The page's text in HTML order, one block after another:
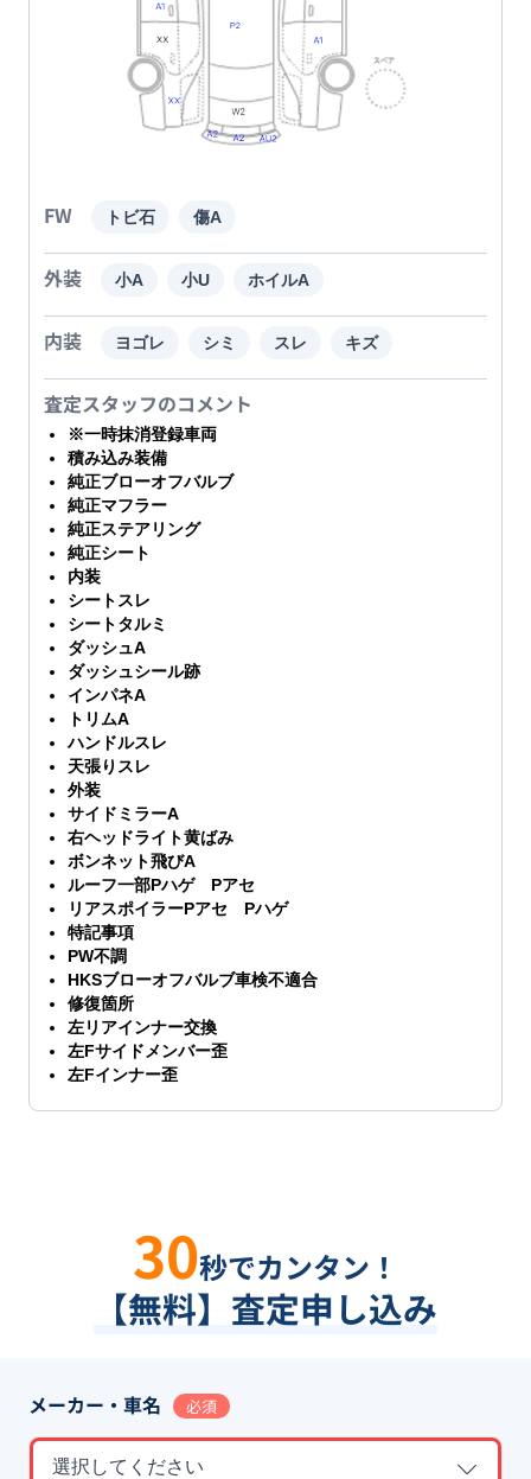
FW トビ石 傷A
外装 小A 小U ホイルA
内装 ヨゴレ シミ スレ キズ
査定スタッフのコメント
※一時抹消登録車両
積み込み装備
純正ブローオフバルブ
純正マフラー
純正ステアリング
純正シート
内装
シートスレ
シートタルミ
ダッシュA
ダッシュシール跡
インパネA
トリムA
ハンドルスレ
天張りスレ
外装
サイドミラーA
右ヘッドライト黄ばみ
ボンネット飛びA
ルーフ一部Pハゲ Pアセ
リアスポイラーPアセ Pハゲ
特記事項
PW不調
HKSブローオフバルブ車検不適合
修復箇所
左リアインナー交換
左Fサイドメンバー歪
左Fインナー歪
30秒でカンタン！
【無料】査定申し込み
メーカー・車名 必須
選択してください